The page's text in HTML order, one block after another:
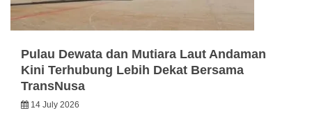
Pulau Dewata dan Mutiara Laut Andaman
Kini Terhubung Lebih Dekat Bersama
TransNusa
14 July 2026